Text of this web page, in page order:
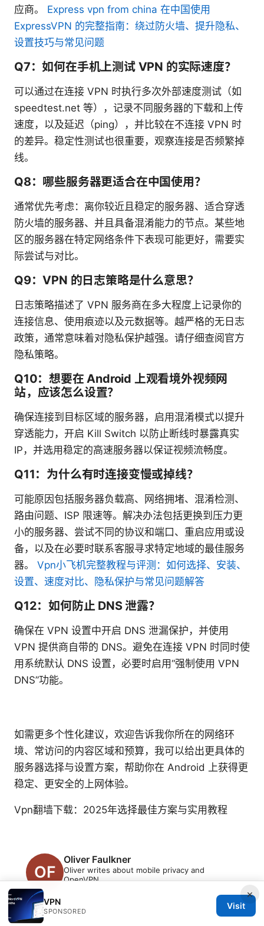
应商。 Express vpn from china 在中国使用
ExpressVPN 的完整指南：绕过防火墙、提升隐私、
设置技巧与常见问题
Q7：如何在手机上测试 VPN 的实际速度？
可以通过在连接 VPN 时执行多次外部速度测试（如
speedtest.net 等），记录不同服务器的下载和上传
速度，以及延迟（ping），并比较在不连接 VPN 时
的差异。稳定性测试也很重要，观察连接是否频繁掉
线。
Q8：哪些服务器更适合在中国使用？
通常优先考虑：离你较近且稳定的服务器、适合穿透
防火墙的服务器、并且具备混淆能力的节点。某些地
区的服务器在特定网络条件下表现可能更好，需要实
际尝试与对比。
Q9：VPN 的日志策略是什么意思？
日志策略描述了 VPN 服务商在多大程度上记录你的
连接信息、使用痕迹以及元数据等。越严格的无日志
政策，通常意味着对隐私保护越强。请仔细查阅官方
隐私策略。
Q10：想要在 Android 上观看境外视频网
站，应该怎么设置？
确保连接到目标区域的服务器，启用混淆模式以提升
穿透能力，开启 Kill Switch 以防止断线时暴露真实
IP，并选用稳定的高速服务器以保证视频流畅度。
Q11：为什么有时连接变慢或掉线？
可能原因包括服务器负载高、网络拥堵、混淆检测、
路由问题、ISP 限速等。解决办法包括更换到压力更
小的服务器、尝试不同的协议和端口、重启应用或设
备，以及在必要时联系客服寻求特定地域的最佳服务
器。 Vpn小飞机完整教程与评测：如何选择、安装、
设置、速度对比、隐私保护与常见问题解答
Q12：如何防止 DNS 泄露？
确保在 VPN 设置中开启 DNS 泄漏保护，并使用
VPN 提供商自带的 DNS。避免在连接 VPN 时同时使
用系统默认 DNS 设置，必要时启用“强制使用 VPN
DNS”功能。
如需更多个性化建议，欢迎告诉我你所在的网络环
境、常访问的内容区域和预算，我可以给出更具体的
服务器选择与设置方案，帮助你在 Android 上获得更
稳定、更安全的上网体验。
Vpn翻墙下载：2025年选择最佳方案与实用教程
Oliver Faulkner
Oliver writes about mobile privacy and
OpenVPN.
×
VPN
SPONSORED
Visit